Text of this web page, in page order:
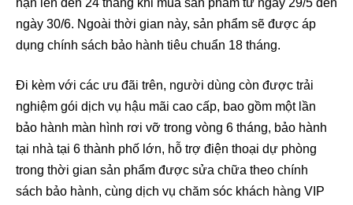
hạn lên đến 24 tháng khi mua sản phẩm từ ngày 29/5 đến
ngày 30/6. Ngoài thời gian này, sản phẩm sẽ được áp
dụng chính sách bảo hành tiêu chuẩn 18 tháng.
Đi kèm với các ưu đãi trên, người dùng còn được trải
nghiệm gói dịch vụ hậu mãi cao cấp, bao gồm một lần
bảo hành màn hình rơi vỡ trong vòng 6 tháng, bảo hành
tại nhà tại 6 thành phố lớn, hỗ trợ điện thoại dự phòng
trong thời gian sản phẩm được sửa chữa theo chính
sách bảo hành, cùng dịch vụ chăm sóc khách hàng VIP